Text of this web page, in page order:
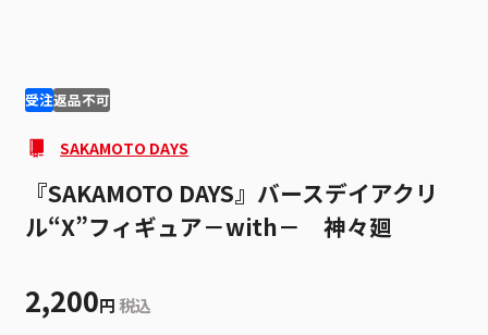
受注返品不可
SAKAMOTO DAYS
『SAKAMOTO DAYS』バースデイアクリ
ル“X”フィギュア－with－ 神々廻
2,200円 税込